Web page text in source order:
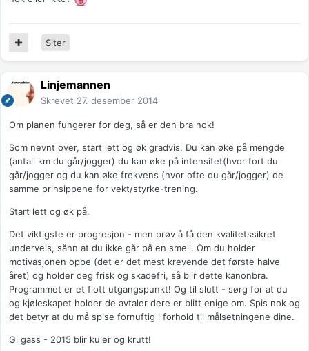
Siter
Linjemannen
Skrevet 27. desember 2014
Om planen fungerer for deg, så er den bra nok!
Som nevnt over, start lett og øk gradvis. Du kan øke på mengde
(antall km du går/jogger) du kan øke på intensitet(hvor fort du
går/jogger og du kan øke frekvens (hvor ofte du går/jogger) de
samme prinsippene for vekt/styrke-trening.
Start lett og øk på.
Det viktigste er progresjon - men prøv å få den kvalitetssikret
underveis, sånn at du ikke går på en smell. Om du holder
motivasjonen oppe (det er det mest krevende det første halve
året) og holder deg frisk og skadefri, så blir dette kanonbra.
Programmet er et flott utgangspunkt! Og til slutt - sørg for at du
og kjøleskapet holder de avtaler dere er blitt enige om. Spis nok og
det betyr at du må spise fornuftig i forhold til målsetningene dine.
Gi gass - 2015 blir kuler og krutt!